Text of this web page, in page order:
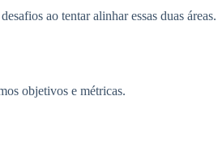
ao tentar alinhar essas duas
objetivos e métricas.